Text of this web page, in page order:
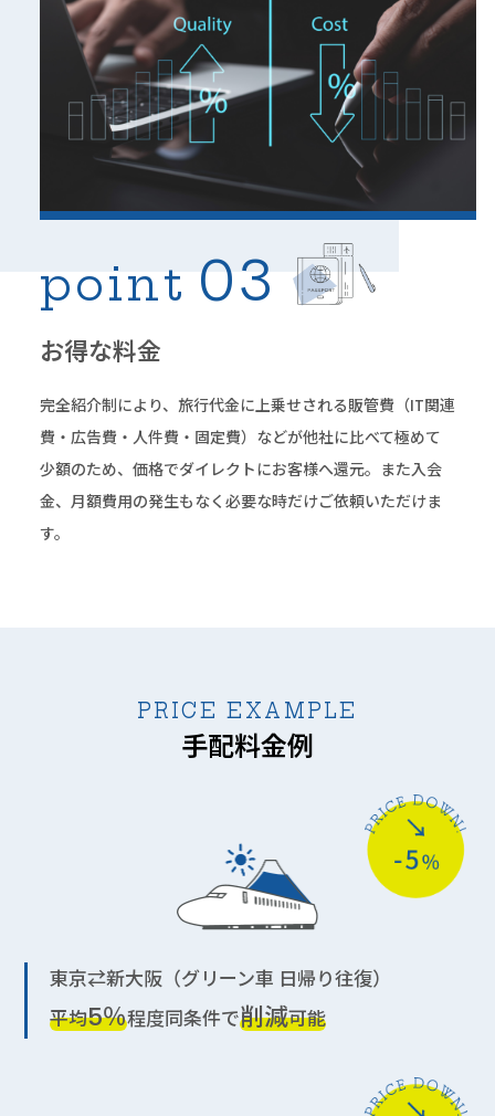
point 03
お得な料金
完全紹介制により、旅行代金に上乗せされる販管費 （IT関連
費・広告費・人件費・固定費）などが他社に比べて極めて
少額のため、価格でダイレクトにお客様へ還元。 また入会
金、月額費用の発生もなく必要な時だけご依頼いただけま
す。
PRICE EXAMPLE
手配料金例
東京⇄新大阪（グリーン車 日帰り往復）
平均5％程度同条件で削減可能